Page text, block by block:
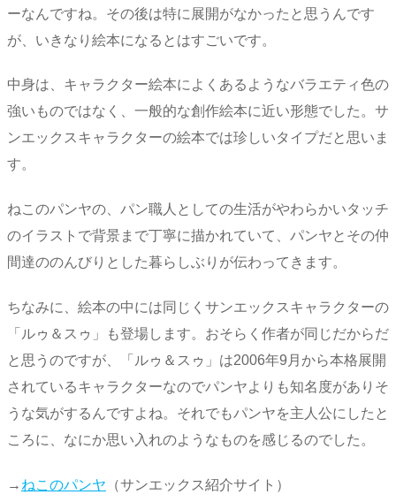
ーなんですね。その後は特に展開がなかったと思うんです
が、いきなり絵本になるとはすごいです。
中身は、キャラクター絵本によくあるようなバラエティ色の
強いものではなく、一般的な創作絵本に近い形態でした。サ
ンエックスキャラクターの絵本では珍しいタイプだと思いま
す。
ねこのパンヤの、パン職人としての生活がやわらかいタッチ
のイラストで背景まで丁寧に描かれていて、パンヤとその仲
間達ののんびりとした暮らしぶりが伝わってきます。
ちなみに、絵本の中には同じくサンエックスキャラクターの
「ルゥ＆スゥ」も登場します。おそらく作者が同じだからだ
と思うのですが、「ルゥ＆スゥ」は2006年9月から本格展開
されているキャラクターなのでパンヤよりも知名度がありそ
うな気がするんですよね。それでもパンヤを主人公にしたと
ころに、なにか思い入れのようなものを感じるのでした。
→ ねこのパンヤ （サンエックス紹介サイト）